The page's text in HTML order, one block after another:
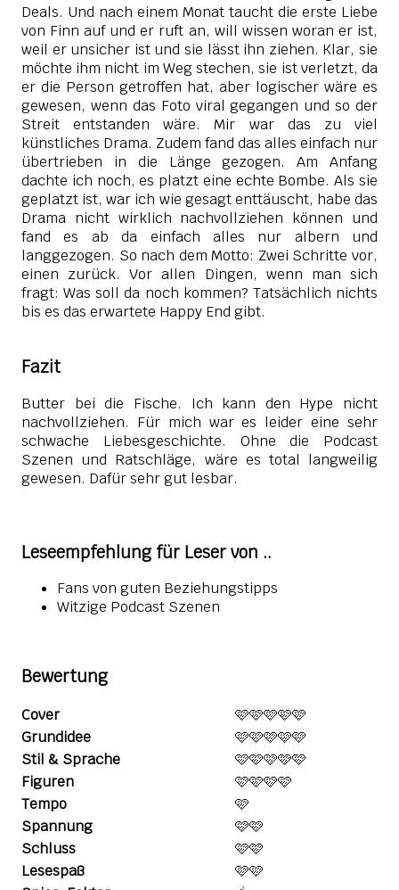
Deals. Und nach einem Monat taucht die erste Liebe
von Finn auf und er ruft an, will wissen woran er ist,
weil er unsicher ist und sie lässt ihn ziehen. Klar, sie
möchte ihm nicht im Weg stechen, sie ist verletzt, da
er die Person getroffen hat, aber logischer wäre es
gewesen, wenn das Foto viral gegangen und so der
Streit entstanden wäre. Mir war das zu viel
künstliches Drama. Zudem fand das alles einfach nur
übertrieben in die Länge gezogen. Am Anfang
dachte ich noch, es platzt eine echte Bombe. Als sie
geplatzt ist, war ich wie gesagt enttäuscht, habe das
Drama nicht wirklich nachvollziehen können und
fand es ab da einfach alles nur albern und
langgezogen. So nach dem Motto: Zwei Schritte vor,
einen zurück. Vor allen Dingen, wenn man sich
fragt: Was soll da noch kommen? Tatsächlich nichts
bis es das erwartete Happy End gibt.
Fazit
Butter bei die Fische. Ich kann den Hype nicht
nachvollziehen. Für mich war es leider eine sehr
schwache Liebesgeschichte. Ohne die Podcast
Szenen und Ratschläge, wäre es total langweilig
gewesen. Dafür sehr gut lesbar.
Leseempfehlung für Leser von ..
Fans von guten Beziehungstipps
Witzige Podcast Szenen
Bewertung
Cover
🩷🩷🩷🩷🩷
Grundidee
🩷🩷🩷🩷🩷
Stil & Sprache
🩷🩷🩷🩷🩷
Figuren
🩷🩷🩷🩷
Tempo
🩷
Spannung
🩷🩷
Schluss
🩷🩷
Lesespaß
🩷🩷